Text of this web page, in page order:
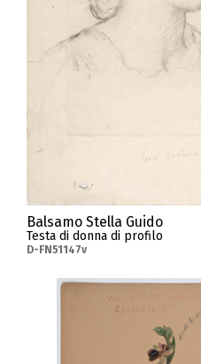
Balsamo Stella Guido
Testa di donna di profilo
D-FN51147v